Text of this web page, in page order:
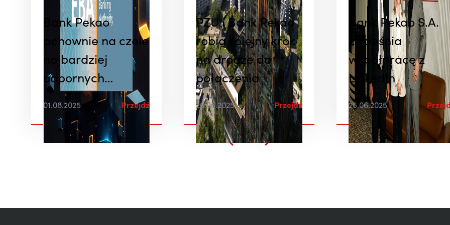
Bank Pekao
ponownie na czele
najbardziej
odpornych
banków w Europie
w stress testach
01.08.2025 Przejdź
PZU i Bank Pekao
robią kolejny krok
na drodze do
połączenia
26.06.2025 Przejdź
Bank Pekao S.A.
zacieśnia
współpracę z
LinkedIn
25.06.2025